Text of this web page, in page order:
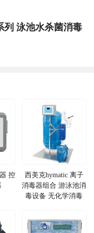
列 泳池水杀菌消毒
控
西美克hymatic 离子
消毒器组合 游泳池消
毒设备 无化学消毒